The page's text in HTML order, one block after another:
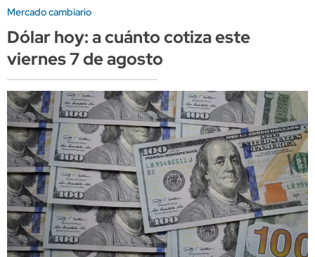
Mercado cambiario
Dólar hoy: a cuánto cotiza este
viernes 7 de agosto